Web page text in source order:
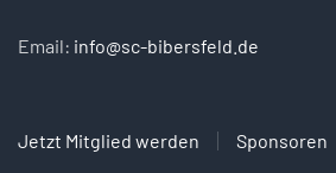
Email: info@sc-bibersfeld.de
Jetzt Mitglied werden Sponsoren